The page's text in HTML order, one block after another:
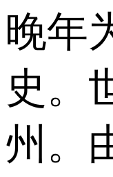
晚年
史。
州。